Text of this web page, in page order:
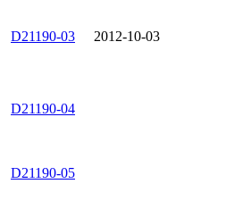
D21190-03 2012-10-03
D21190-04
D21190-05